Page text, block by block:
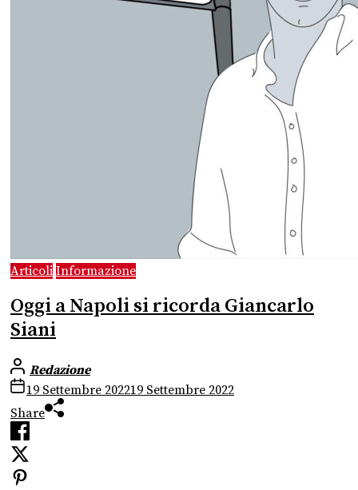
Articoli Informazione
Oggi a Napoli si ricorda Giancarlo
Siani
Redazione
19 Settembre 202219 Settembre 2022
Share